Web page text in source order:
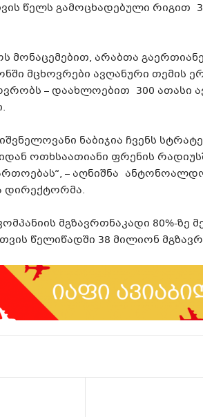
წელს გამოცხადებული რიგით
მონაცემებით, არაბთა
მცხოვრები ავღანური თემის
– დაახლოებით 300 ათასი
ნაბიჯია ჩვენს
ოთხსაათიანი ფრენის
– აღნიშნა ანტონოალდო
დირექტორმა.
მგზავრთნაკადი 80%-ზე
წელიწადში 38 მილიონ